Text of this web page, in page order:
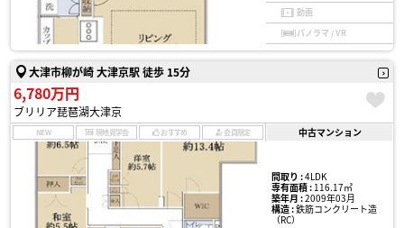
動画
パノラマ / VR
大津市柳が崎 大津京駅 徒歩 15分
6,780万円
ブリリア琵琶湖大津京
NEW 現地見学会 おすすめ 会員限定 中古マンション
間取り :4LDK
専有面積 :116.17㎡
築年月 :2009年03月
構造 :鉄筋コンクリート造
（RC）